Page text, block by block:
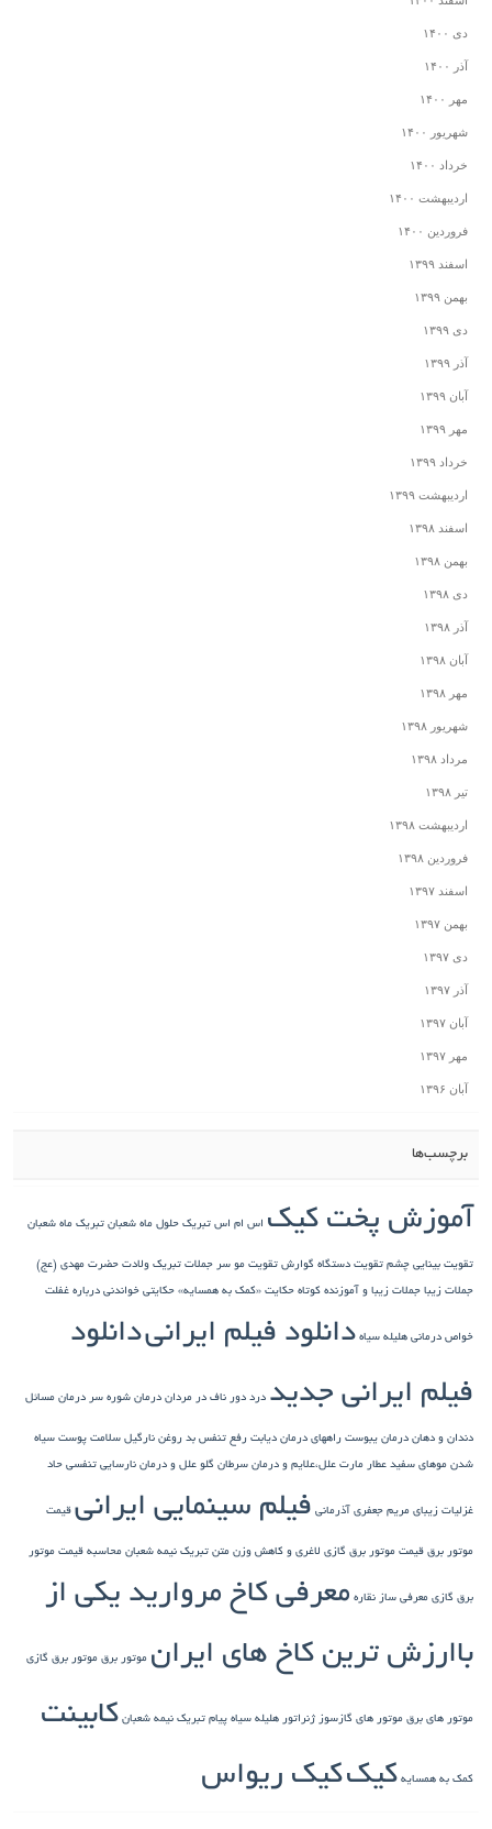
دی ۱۴۰۰
آذر ۱۴۰۰
مهر ۱۴۰۰
شهریور ۱۴۰۰
خرداد ۱۴۰۰
اردیبهشت ۱۴۰۰
فروردین ۱۴۰۰
اسفند ۱۳۹۹
بهمن ۱۳۹۹
دی ۱۳۹۹
آذر ۱۳۹۹
آبان ۱۳۹۹
مهر ۱۳۹۹
خرداد ۱۳۹۹
اردیبهشت ۱۳۹۹
اسفند ۱۳۹۸
بهمن ۱۳۹۸
دی ۱۳۹۸
آذر ۱۳۹۸
آبان ۱۳۹۸
مهر ۱۳۹۸
شهریور ۱۳۹۸
مرداد ۱۳۹۸
تیر ۱۳۹۸
اردیبهشت ۱۳۹۸
فروردین ۱۳۹۸
اسفند ۱۳۹۷
بهمن ۱۳۹۷
دی ۱۳۹۷
آذر ۱۳۹۷
آبان ۱۳۹۷
مهر ۱۳۹۷
آبان ۱۳۹۶
برچسب‌ها
آموزش پخت کیک اس ام اس تبریک حلول ماه شعبان تبریک ماه شعبان
تقویت بینایی چشم تقویت دستگاه گوارش تقویت مو سر جملات تبریک ولادت حضرت مهدی (عج)
جملات زیبا جملات زیبا و آموزنده کوتاه حکایت «کمک به همسایه» حکایتی خواندنی درباره غفلت
خواص درمانی هلیله سیاه دانلود فیلم ایرانیدانلود
فیلم ایرانی جدید درد دور ناف در مردان درمان شوره سر درمان مسائل
دندان و دهان درمان یبوست راههای درمان دیابت رفع تنفس بد روغن نارگیل سلامت پوست سیاه
شدن موهای سفید عطار مارت علل،علایم و درمان سرطان گلو علل و درمان نارسایی تنفسی حاد
غزلیات زیبای مریم جعفری آذرمانی فیلم سینمایی ایرانی قیمت
موتور برق قیمت موتور برق گازی لاغری و کاهش وزن متن تبریک نیمه شعبان محاسبه قیمت موتور
برق گازی معرفی ساز نقاره معرفی کاخ مروارید یکی از
باارزش ترین کاخ های ایران موتور برق موتور برق گازی
موتور های برق موتور های گازسوز ژنراتور هلیله سیاه پیام تبریک نیمه شعبان کابینت
کمک به همسایه کیککیک ریواس